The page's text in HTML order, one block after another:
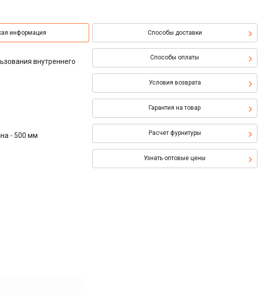
информация Способы доставки
Способы оплаты
Условия возврата
Гарантия на товар
Расчет фурнитуры
Узнать оптовые цены
внутреннего
- 500 мм